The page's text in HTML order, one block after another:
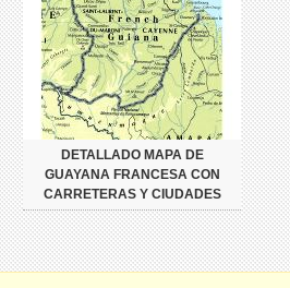
DETALLADO MAPA DE
GUAYANA FRANCESA CON
CARRETERAS Y CIUDADES